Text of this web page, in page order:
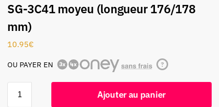
SG-3C41 moyeu (longueur 176/178
mm)
10.95€
OU PAYER EN ?
Ajouter au panier